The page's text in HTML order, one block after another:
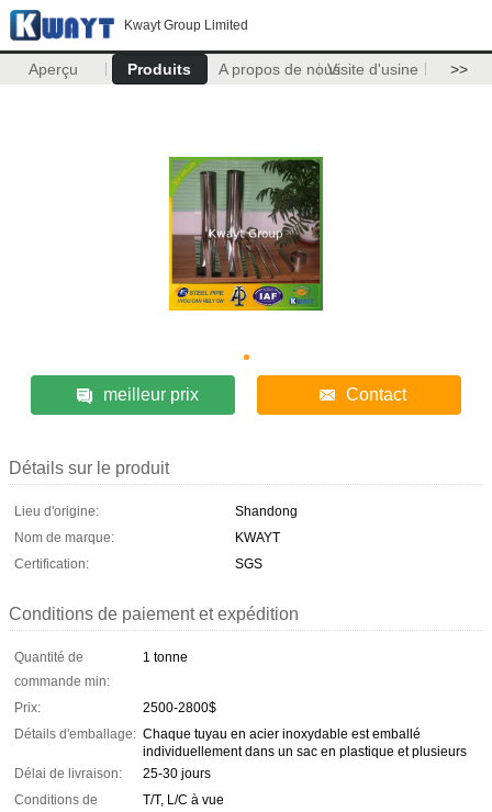
Kwayt Group Limited
Aperçu Produits A propos de nousVisite d'usine >>
meilleur prix Contact
Détails sur le produit
Lieu d'origine:
Shandong
Nom de marque:
KWAYT
Certification:
SGS
Conditions de paiement et expédition
Quantité de
commande min:
1 tonne
Prix:
2500-2800$
Détails d'emballage: Chaque tuyau en acier inoxydable est emballé
individuellement dans un sac en plastique et plusieurs
Délai de livraison:
25-30 jours
Conditions de
T/T, L/C à vue